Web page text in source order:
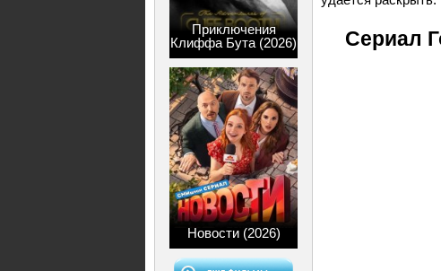
Приключения
Клиффа Бута (2026)
Новости (2026)
Сериал